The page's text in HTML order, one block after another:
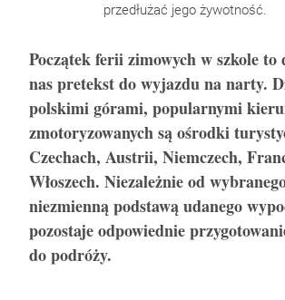
Nagrzane wnętrze samochodu –
sobie poradzić?
Aerodynamika samochodu w
pojazdów sportowych
Klejenie szyb samochodowych –
polega?
Jak dbać o wnętrze samochodu
przedłużać jego żywotność.
Początek ferii zimowych w szkole to
nas pretekst do wyjazdu na narty.
polskimi górami, popularnymi
zmotoryzowanych są ośrodki
Czechach, Austrii, Niemczech,
Włoszech. Niezależnie od
niezmienną podstawą udanego
pozostaje odpowiednie
do podróży.